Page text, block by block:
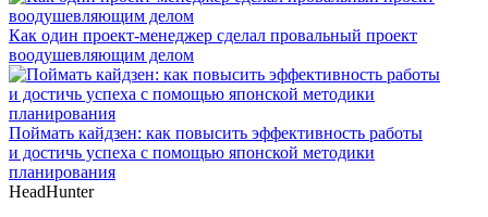
Как один проект-менеджер сделал провальный проект
воодушевляющим делом
Поймать кайдзен: как повысить эффективность работы
и достичь успеха с помощью японской методики
планирования
HeadHunter